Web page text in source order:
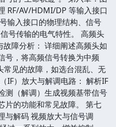
RF/AV/HDMI/DP 等输入接口
输入接口的物理结构、信号
号传输的电气特性。 高频头
故障分析： 详细阐述高频头如
号，将高频信号转换为中频
常见的故障，如选台混乱、无
IF）放大与解调电路： 解析IF
测（解调）生成视频基带信号
片的功能和常见故障。 第七
与解码 视频放大与信号调